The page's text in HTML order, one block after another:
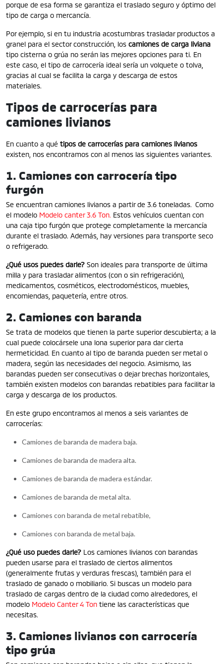
porque de esa forma se garantiza el traslado seguro y óptimo del
tipo de carga o mercancía.
Por ejemplo, si en tu industria acostumbras trasladar productos a
granel para el sector construcción, los camiones de carga liviana
tipo cisterna o grúa no serán las mejores opciones para ti. En
este caso, el tipo de carrocería ideal sería un volquete o tolva,
gracias al cual se facilita la carga y descarga de estos
materiales.
Tipos de carrocerías para
camiones livianos
En cuanto a qué tipos de carrocerías para camiones livianos
existen, nos encontramos con al menos las siguientes variantes.
1. Camiones con carrocería tipo
furgón
Se encuentran camiones livianos a partir de 3.6 toneladas. Como
el modelo Modelo canter 3.6 Ton. Estos vehículos cuentan con
una caja tipo furgón que protege completamente la mercancía
durante el traslado. Además, hay versiones para transporte seco
o refrigerado.
¿Qué usos puedes darle? Son ideales para transporte de última
milla y para trasladar alimentos (con o sin refrigeración),
medicamentos, cosméticos, electrodomésticos, muebles,
encomiendas, paquetería, entre otros.
2. Camiones con baranda
Se trata de modelos que tienen la parte superior descubierta; a la
cual puede colocársele una lona superior para dar cierta
hermeticidad. En cuanto al tipo de baranda pueden ser metal o
madera, según las necesidades del negocio. Asimismo, las
barandas pueden ser consecutivas o dejar brechas horizontales,
también existen modelos con barandas rebatibles para facilitar la
carga y descarga de los productos.
En este grupo encontramos al menos a seis variantes de
carrocerías:
Camiones de baranda de madera baja.
Camiones de baranda de madera alta.
Camiones de baranda de madera estándar.
Camiones de baranda de metal alta.
Camiones con baranda de metal rebatible,
Camiones con baranda de metal baja.
¿Qué uso puedes darle? Los camiones livianos con barandas
pueden usarse para el traslado de ciertos alimentos
(generalmente frutas y verduras frescas), también para el
traslado de ganado o mobiliario. Si buscas un modelo para
traslado de cargas dentro de la ciudad como alrededores, el
modelo Modelo Canter 4 Ton tiene las características que
necesitas.
3. Camiones livianos con carrocería
tipo grúa